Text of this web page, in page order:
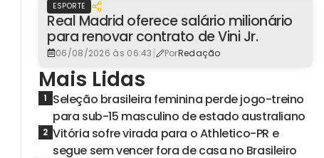
ESPORTE
Real Madrid oferece salário milionário
para renovar contrato de Vini Jr.
06/08/2026 às 06:43 | PorRedação
Mais Lidas
1 Seleção brasileira feminina perde jogo-treino
para sub-15 masculino de estado australiano
2 Vitória sofre virada para o Athletico-PR e
segue sem vencer fora de casa no Brasileiro